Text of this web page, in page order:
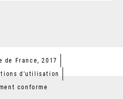
France, 2017
d'utilisation
conforme